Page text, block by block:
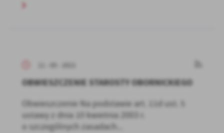
OBWIESZCZENIE STAROSTY OBORNICKIEGO
Obwieszczenie Na podstawie art. 11d ust. 5
ustawy z dnia 10 kwietnia 2003 r.
o szczególnych zasadach...